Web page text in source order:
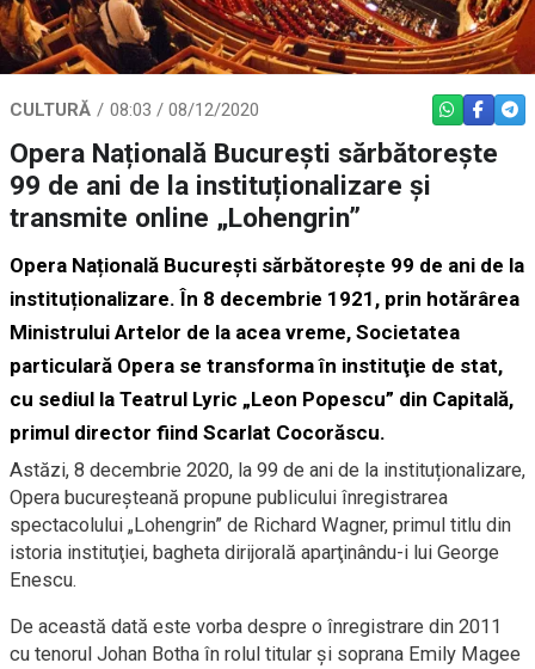
CULTURĂ 08:03 / 08/12/2020 WHATSAPP
Opera Națională București sărbătorește
99 de ani de la instituționalizare și
transmite online „Lohengrin”
Opera Națională București sărbătorește 99 de ani de la
instituționalizare. În 8 decembrie 1921, prin hotărârea
Ministrului Artelor de la acea vreme, Societatea
particulară Opera se transforma în instituţie de stat,
cu sediul la Teatrul Lyric „Leon Popescu” din Capitală,
primul director fiind Scarlat Cocorăscu.
Astăzi, 8 decembrie 2020, la 99 de ani de la instituționalizare,
Opera bucureșteană propune publicului înregistrarea
spectacolului „Lohengrin” de Richard Wagner, primul titlu din
istoria instituţiei, bagheta dirijorală aparţinându-i lui George
Enescu.
De această dată este vorba despre o înregistrare din 2011
cu tenorul Johan Botha în rolul titular și soprana Emily Magee